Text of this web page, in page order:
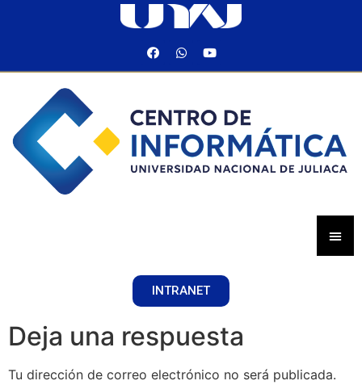
INTRANET
Deja una respuesta
Tu dirección de correo electrónico no será publicada.